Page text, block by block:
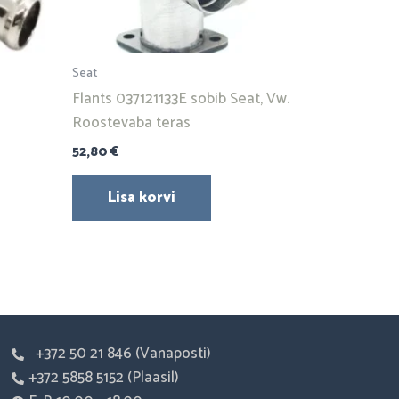
Seat
Flants 037121133E sobib Seat, Vw.
Roostevaba teras
52,80€
Lisa korvi
+372 50 21 846 (Vanaposti)
+372 5858 5152 (Plaasil)